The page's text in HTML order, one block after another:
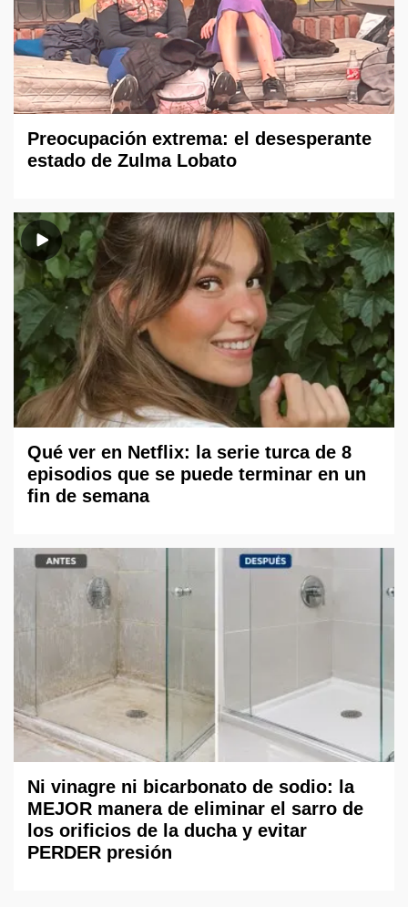
Preocupación extrema: el desesperante
estado de Zulma Lobato
Qué ver en Netflix: la serie turca de 8
episodios que se puede terminar en un
fin de semana
Ni vinagre ni bicarbonato de sodio: la
MEJOR manera de eliminar el sarro de
los orificios de la ducha y evitar
PERDER presión